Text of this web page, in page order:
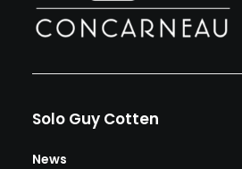
Solo Guy Cotten
News